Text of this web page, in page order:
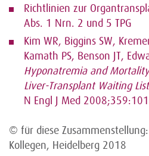
Richtlinien zur
Abs. 1 Nrn. 2 und 5 TPG
Kim WR, Biggins SW,
Kamath PS, Benson JT,
Hyponatremia and
Liver-Transplant Waiting
N Engl J Med
© für diese
Kollegen, Heidelberg 2018